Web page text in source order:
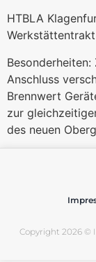
HTBLA
Werkstättentrakt
Anschluss
Brennwert
zur
des neuen
Copyright 2026 ©